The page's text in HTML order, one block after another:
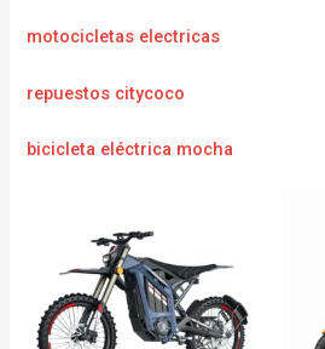
motocicletas electricas
repuestos citycoco
bicicleta eléctrica mocha